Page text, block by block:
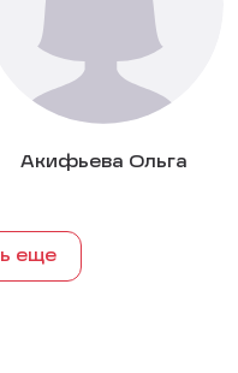
Акифьева Ольга
еще